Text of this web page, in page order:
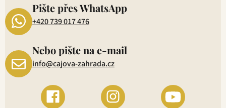
Pište přes WhatsApp
+420 739 017 476
Nebo pište na e-mail
info@cajova-zahrada.cz